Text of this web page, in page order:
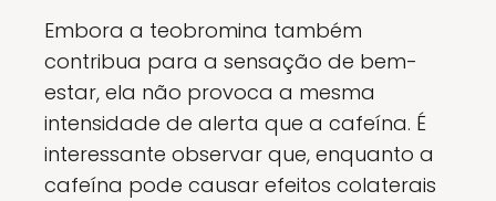
Embora a teobromina também
contribua para a sensação de bem-
estar, ela não provoca a mesma
intensidade de alerta que a cafeína. É
interessante observar que, enquanto a
cafeína pode causar efeitos colaterais